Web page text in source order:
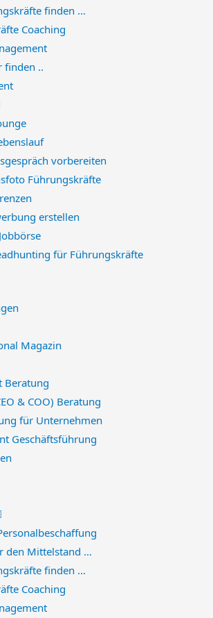
finden …
Coaching
finden ..
vorbereiten
Führungskräfte
erstellen
für Führungskräfte
Magazin
Beratung
& COO) Beratung
für Unternehmen
Geschäftsführung
den Mittelstand …
finden …
Coaching